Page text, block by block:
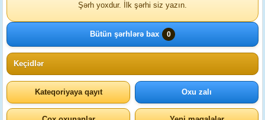
Şərh yoxdur. İlk şərhi siz yazın.
Bütün şərhlərə bax 0
Keçidlər
Kateqoriyaya qayıt Oxu zalı